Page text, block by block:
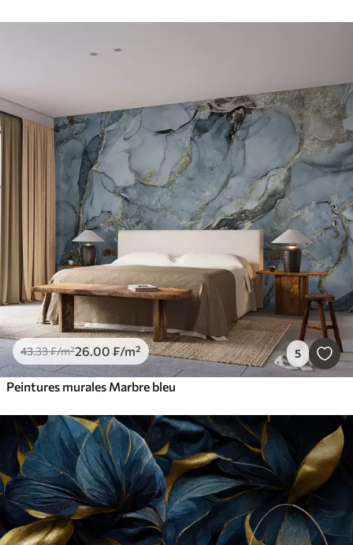
43.33₣/m²26.00 ₣/m² 5
Peintures murales Marbre bleu